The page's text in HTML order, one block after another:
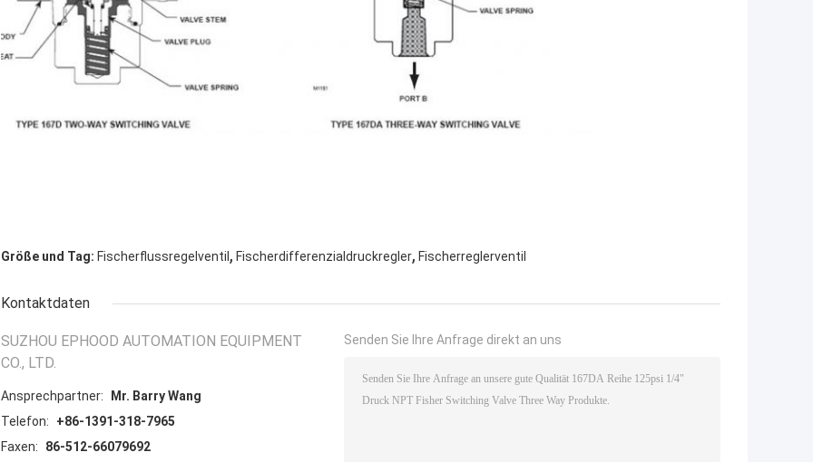
Größe und Tag: Fischerflussregelventil , Fischerdifferenzialdruckregler, Fischerreglerventil
Kontaktdaten
SUZHOU EPHOOD AUTOMATION EQUIPMENT
CO., LTD.
Ansprechpartner:
Mr. Barry Wang
Telefon:
+86-1391-318-7965
Faxen:
86-512-66079692
Senden Sie Ihre Anfrage direkt an uns